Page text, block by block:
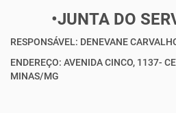
•JUNTA DO
RESPONSÁVEL: DENEVANE
ENDEREÇO: AVENIDA CINCO, 1137-
MINAS/MG